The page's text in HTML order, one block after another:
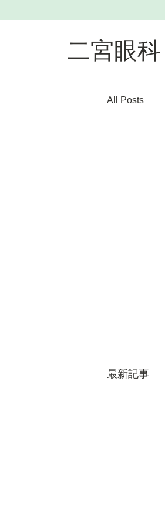
二宮眼科
All Posts
最新記事